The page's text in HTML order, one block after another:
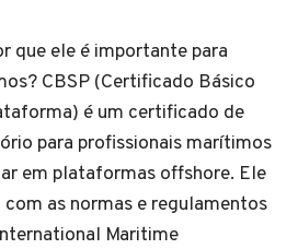
que ele é importante para
CBSP (Certificado Básico
é um certificado de
para profissionais marítimos
em plataformas offshore. Ele
as normas e regulamentos
Maritime